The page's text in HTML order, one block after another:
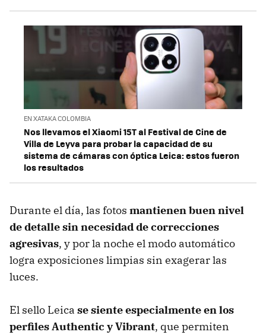
EN XATAKA COLOMBIA
Nos llevamos el Xiaomi 15T al Festival de Cine de
Villa de Leyva para probar la capacidad de su
sistema de cámaras con óptica Leica: estos fueron
los resultados
Durante el día, las fotos mantienen buen nivel
de detalle sin necesidad de correcciones
agresivas, y por la noche el modo automático
logra exposiciones limpias sin exagerar las
luces.
El sello Leica se siente especialmente en los
perfiles Authentic y Vibrant, que permiten